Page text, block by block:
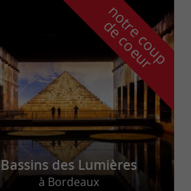
n
o
t
r
e
c
o
u
p
d
e
c
o
e
u
r
Bassins des Lumières
à Bordeaux